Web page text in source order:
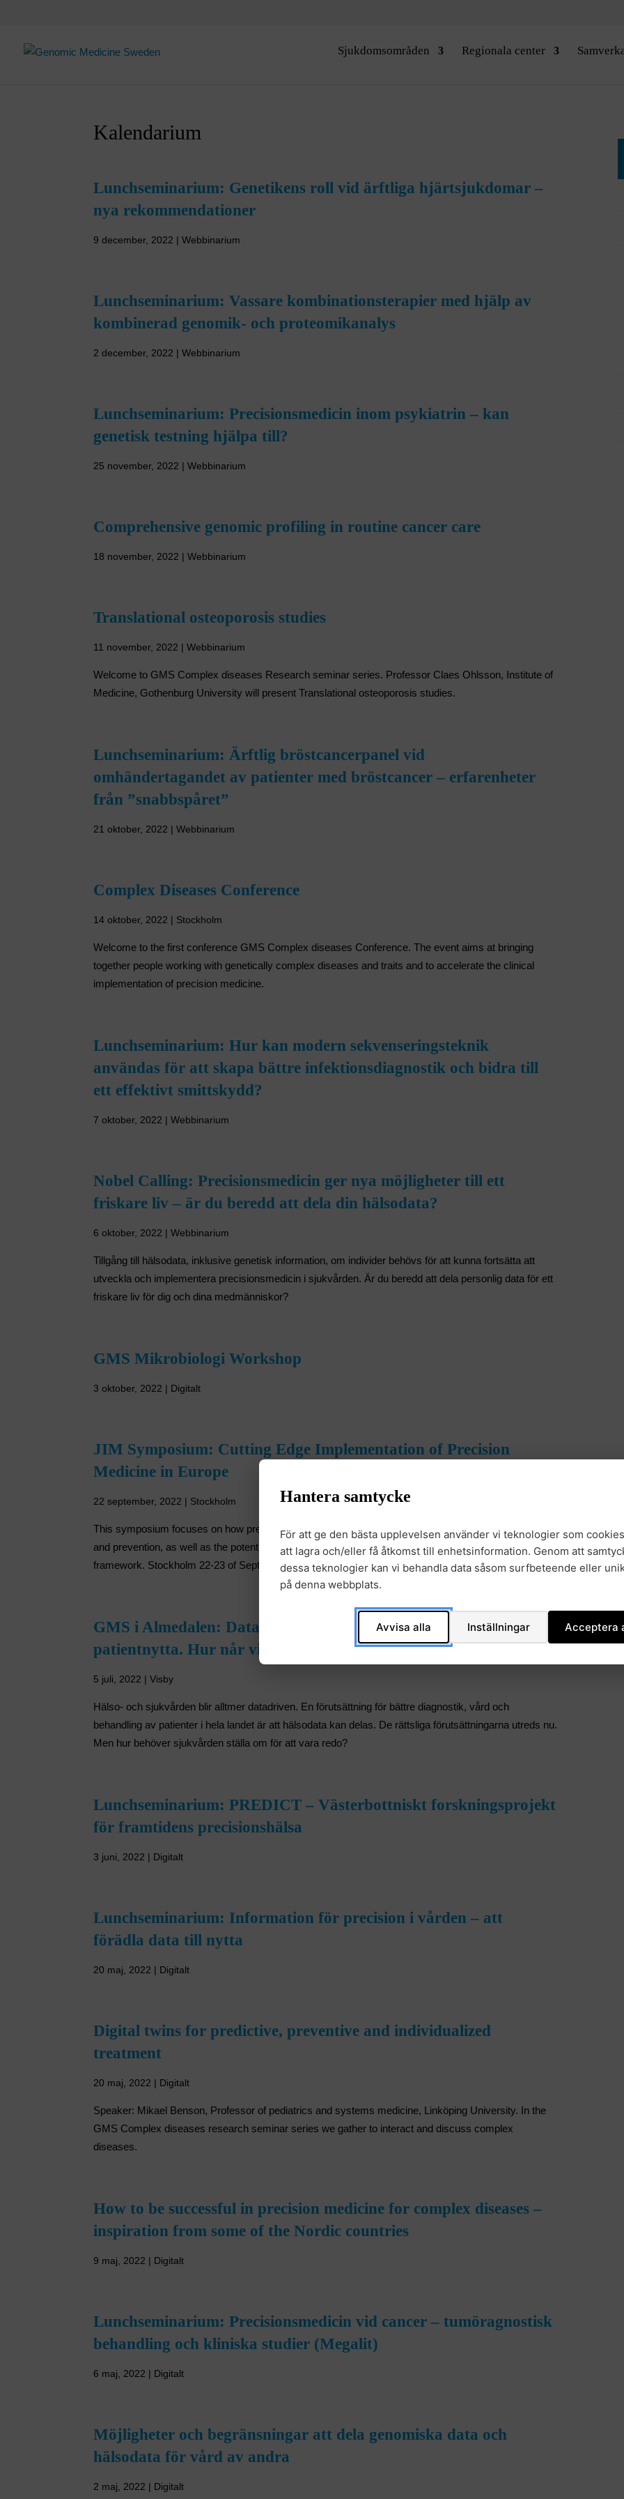
Sjukdomsområden Regionala center
Kalendarium
Lunchseminarium: Genetikens roll vid ärftliga hjärtsjukdomar –
nya rekommendationer
9 december, 2022 | Webbinarium
Lunchseminarium: Vassare kombinationsterapier med hjälp av
kombinerad genomik- och proteomikanalys
2 december, 2022 | Webbinarium
Lunchseminarium: Precisionsmedicin inom psykiatrin – kan
genetisk testning hjälpa till?
25 november, 2022 | Webbinarium
Comprehensive genomic profiling in routine cancer care
18 november, 2022 | Webbinarium
Translational osteoporosis studies
11 november, 2022 | Webbinarium
Welcome to GMS Complex diseases Research seminar series. Professor Claes Ohlsson, Institute of
Medicine, Gothenburg University will present Translational osteoporosis studies.
Lunchseminarium: Ärftlig bröstcancerpanel vid
omhändertagandet av patienter med bröstcancer – erfarenheter
från ”snabbspåret”
21 oktober, 2022 | Webbinarium
Complex Diseases Conference
14 oktober, 2022 | Stockholm
Welcome to the first conference GMS Complex diseases Conference. The event aims at bringing
together people working with genetically complex diseases and traits and to accelerate the clinical
implementation of precision medicine.
Lunchseminarium: Hur kan modern sekvenseringsteknik
användas för att skapa bättre infektionsdiagnostik och bidra till
ett effektivt smittskydd?
7 oktober, 2022 | Webbinarium
Nobel Calling: Precisionsmedicin ger nya möjligheter till ett
friskare liv – är du beredd att dela din hälsodata?
6 oktober, 2022 | Webbinarium
Tillgång till hälsodata, inklusive genetisk information, om individer behövs för att kunna fortsätta att
utveckla och implementera precisionsmedicin i sjukvården. Är du beredd att dela personlig data för ett
friskare liv för dig och dina medmänniskor?
GMS Mikrobiologi Workshop
3 oktober, 2022 | Digitalt
JIM Symposium: Cutting Edge Implementation of Precision
Medicine in Europe
22 september, 2022 | Stockholm
This symposium focuses on how precision medicine will change and improve diagnostics, treatment
and prevention, as well as the potential for research and innovation within the precision medicine
framework. Stockholm 22-23 of September 2022.
GMS i Almedalen: Datadriven hälso- och sjukvård för bästa
patientnytta. Hur når vi dit?
5 juli, 2022 | Visby
Hälso- och sjukvården blir alltmer datadriven. En förutsättning för bättre diagnostik, vård och
behandling av patienter i hela landet är att hälsodata kan delas. De rättsliga förutsättningarna utreds nu.
Men hur behöver sjukvården ställa om för att vara redo?
Lunchseminarium: PREDICT – Västerbottniskt forskningsprojekt
för framtidens precisionshälsa
3 juni, 2022 | Digitalt
Lunchseminarium: Information för precision i vården – att
förädla data till nytta
20 maj, 2022 | Digitalt
Digital twins for predictive, preventive and individualized
treatment
20 maj, 2022 | Digitalt
Speaker: Mikael Benson, Professor of pediatrics and systems medicine, Linköping University. In the
GMS Complex diseases research seminar series we gather to interact and discuss complex
diseases.
How to be successful in precision medicine for complex diseases –
inspiration from some of the Nordic countries
9 maj, 2022 | Digitalt
Lunchseminarium: Precisionsmedicin vid cancer – tumöragnostisk
behandling och kliniska studier (Megalit)
6 maj, 2022 | Digitalt
Möjligheter och begränsningar att dela genomiska data och
hälsodata för vård av andra
2 maj, 2022 | Digitalt
Hantera samtycke
För att ge den bästa upplevelsen använder vi teknologier som
att lagra och/eller få åtkomst till enhetsinformation. Genom att
dessa teknologier kan vi behandla data såsom surfbeteende eller
på denna webbplats.
Avvisa alla Inställningar Acceptera